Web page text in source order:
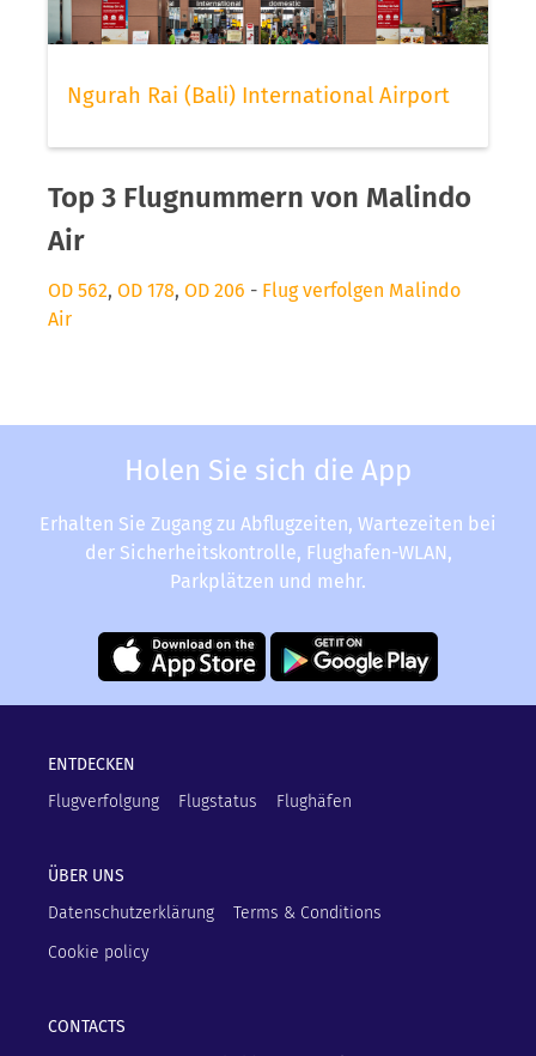
Ngurah Rai (Bali) International Airport
Top 3 Flugnummern von Malindo
Air
OD 562, OD 178, OD 206 - Flug verfolgen Malindo
Air
Holen Sie sich die App
Erhalten Sie Zugang zu Abflugzeiten, Wartezeiten bei
der Sicherheitskontrolle, Flughafen-WLAN,
Parkplätzen und mehr.
ENTDECKEN
Flugverfolgung
Flugstatus Flughäfen
ÜBER UNS
Datenschutzerklärung
Terms & Conditions
Cookie policy
CONTACTS